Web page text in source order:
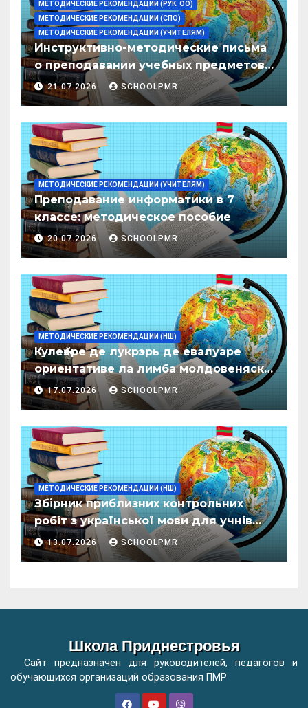
МЕТОДИЧЕСКИЕ РЕКОМЕНДАЦИИ (РУК. ОО)
МЕТОДИЧЕСКИЕ РЕКОМЕНДАЦИИ (СПО)
МЕТОДИЧЕСКИЕ РЕКОМЕНДАЦИИ (УЧИТЕЛЯМ)
Инструктивно-методические письма
о преподавании учебных предметов/
дисциплин в организациях
образования ПМР на 2026/27 уч. год
21.07.2026 SCHOOLPMR
МЕТОДИЧЕСКИЕ РЕКОМЕНДАЦИИ (УЧИТЕЛЯМ)
Преподавание информатики в 7
классе: методическое пособие
20.07.2026 SCHOOLPMR
МЕТОДИЧЕСКИЕ РЕКОМЕНДАЦИИ (НШ)
Кулеӂере де лукрэрь де евалуаре
ориентативе ла лимба молдовеняскэ
пентру елевий класелор примаре але
организациилор де ынвэцэмынт
17.07.2026 SCHOOLPMR
МЕТОДИЧЕСКИЕ РЕКОМЕНДАЦИИ (НШ)
Збірник приблизних контрольних
робіт з української мови для учнів
початкових класів організацій
загальної освіти
13.07.2026 SCHOOLPMR
Школа Приднестровья
Сайт предназначен для руководителей, педагогов и
обучающихся организаций образования ПМР